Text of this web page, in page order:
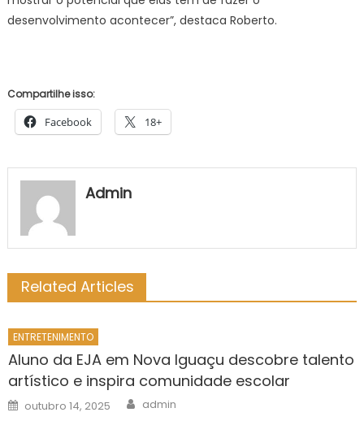
desenvolvimento acontecer”, destaca Roberto.
Compartilhe isso:
Facebook 18+
Admin
Related Articles
ENTRETENIMENTO
Aluno da EJA em Nova Iguaçu descobre talento
artístico e inspira comunidade escolar
Posted
on
outubro 14, 2025 Author
admin